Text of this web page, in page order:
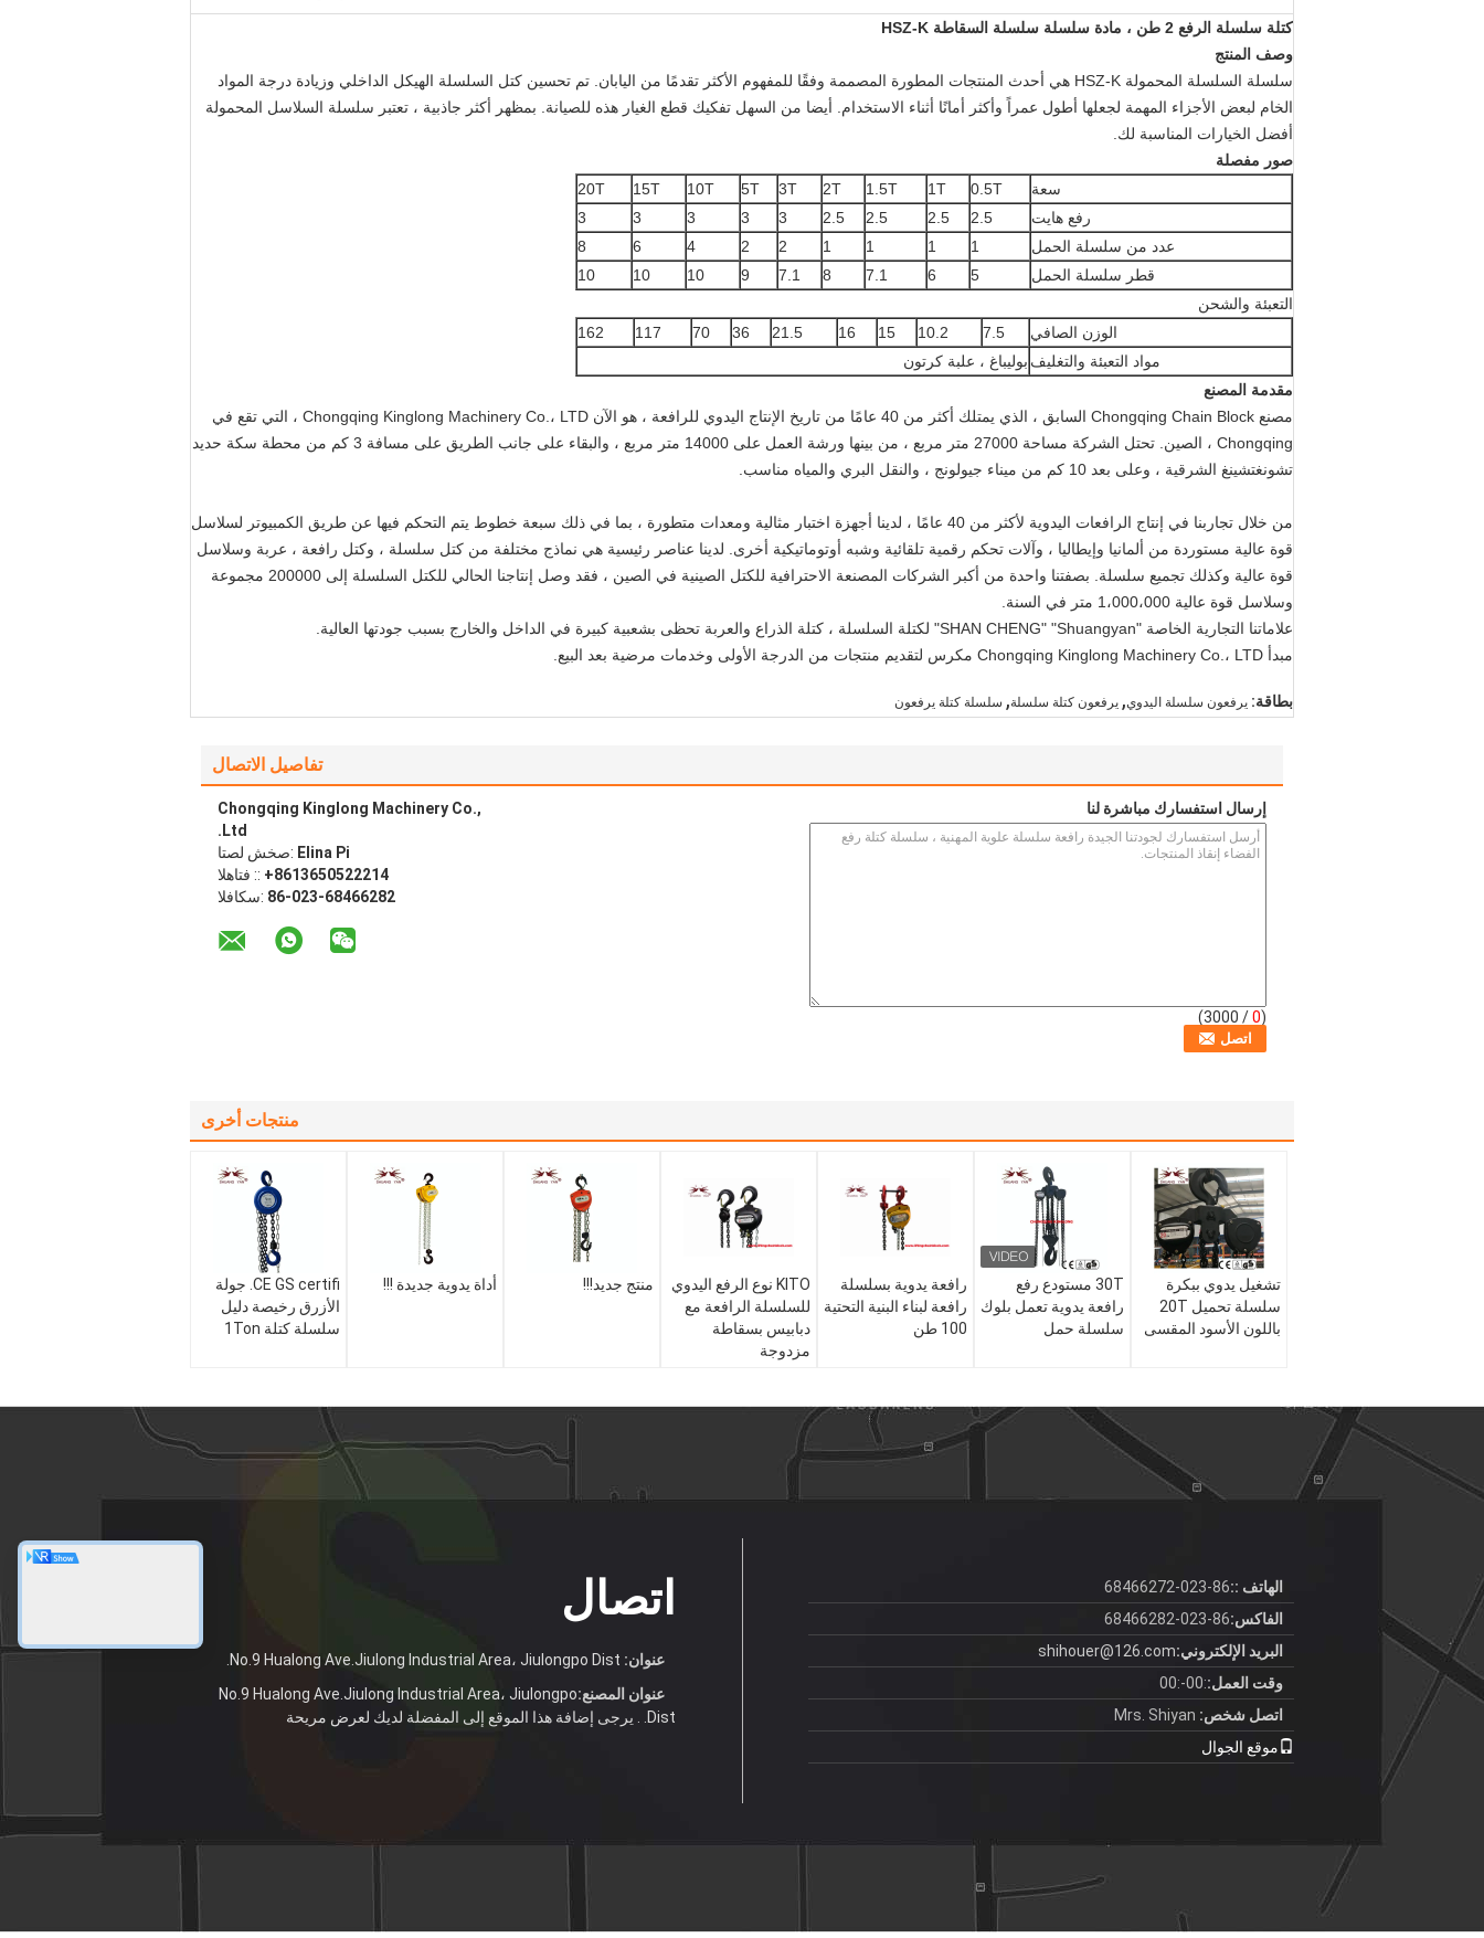
كتلة سلسلة الرفع 2 طن ، مادة سلسلة سلسلة السقاطة HSZ-K
وصف المنتج
سلسلة السلسلة المحمولة HSZ-K هي أحدث المنتجات المطورة المصممة وفقًا للمفهوم الأكثر تقدمًا من اليابان. تم تحسين كتل السلسلة الهيكل الداخلي وزيادة درجة المواد
الخام لبعض الأجزاء المهمة لجعلها أطول عمراً وأكثر أمانًا أثناء الاستخدام. أيضا من السهل تفكيك قطع الغيار هذه للصيانة. بمظهر أكثر جاذبية ، تعتبر سلسلة السلاسل المحمولة
أفضل الخيارات المناسبة لك.
صور مفصلة
سعة
0.5T
1T
1.5T
2T
3T
5T
10T
15T
20T
رفع هايت
2.5
2.5
2.5
2.5
3
3
3
3
3
عدد من سلسلة الحمل
1
1
1
1
2
2
4
6
8
قطر سلسلة الحمل
5
6
7.1
8
7.1
9
10
10
10
التعبئة والشحن
الوزن الصافي
7.5
10.2
15
16
21.5
36
70
117
162
مواد التعبئة والتغليف بوليباغ ، علبة كرتون
مقدمة المصنع
مصنع Chongqing Chain Block السابق ، الذي يمتلك أكثر من 40 عامًا من تاريخ الإنتاج اليدوي للرافعة ، هو الآن Chongqing Kinglong Machinery Co.، LTD ، التي تقع في
Chongqing ، الصين. تحتل الشركة مساحة 27000 متر مربع ، من بينها ورشة العمل على 14000 متر مربع ، والبقاء على جانب الطريق على مسافة 3 كم من محطة سكة حديد
تشونغتشينغ الشرقية ، وعلى بعد 10 كم من ميناء جيولونج ، والنقل البري والمياه مناسب.
من خلال تجاربنا في إنتاج الرافعات اليدوية لأكثر من 40 عامًا ، لدينا أجهزة اختبار مثالية ومعدات متطورة ، بما في ذلك سبعة خطوط يتم التحكم فيها عن طريق الكمبيوتر لسلاسل
قوة عالية مستوردة من ألمانيا وإيطاليا ، وآلات تحكم رقمية تلقائية وشبه أوتوماتيكية أخرى. لدينا عناصر رئيسية هي نماذج مختلفة من كتل سلسلة ، وكتل رافعة ، عربة وسلاسل
قوة عالية وكذلك تجميع سلسلة. بصفتنا واحدة من أكبر الشركات المصنعة الاحترافية للكتل الصينية في الصين ، فقد وصل إنتاجنا الحالي للكتل السلسلة إلى 200000 مجموعة
وسلاسل قوة عالية 1،000،000 متر في السنة.
علاماتنا التجارية الخاصة "SHAN CHENG" "Shuangyan" لكتلة السلسلة ، كتلة الذراع والعربة تحظى بشعبية كبيرة في الداخل والخارج بسبب جودتها العالية.
مبدأ Chongqing Kinglong Machinery Co.، LTD مكرس لتقديم منتجات من الدرجة الأولى وخدمات مرضية بعد البيع.
بطاقة: يرفعون سلسلة اليدوي, يرفعون كتلة سلسلة, سلسلة كتلة يرفعون
تفاصيل الاتصال
Chongqing Kinglong Machinery Co.,
Ltd.
اتصل شخص: Elina Pi
الهاتف :: +8613650522214
الفاكس: 86-023-68466282
إرسال استفسارك مباشرة لنا
(
0
/ 3000)
منتجات أخرى
CE GS certifi. جولة
الأزرق رخيصة دليل
سلسلة كتلة 1Ton
أداة يدوية جديدة !!! منتج جديد!!!
KITO نوع الرفع اليدوي
للسلسلة الرافعة مع
دبابيس بسقاطة
مزدوجة
رافعة يدوية بسلسلة
رافعة لبناء البنية التحتية
100 طن
30T مستودع رفع
رافعة يدوية تعمل بلوك
سلسلة حمل
تشغيل يدوي ببكرة
سلسلة تحميل 20T
باللون الأسود المقسى
اتصال
عنوان:
عنوان المصنع:No.9 Hualong Ave.Jiulong Industrial Area، Jiulongpo
Dist. . يرجى إضافة هذا الموقع إلى المفضلة لديك لعرض مريحة
الهاتف ::86-023-68466272
الفاكس:86-023-68466282
البريد الإلكتروني:shihouer@126.com
وقت العمل::00-:00
اتصل شخص:
موقع الجوال